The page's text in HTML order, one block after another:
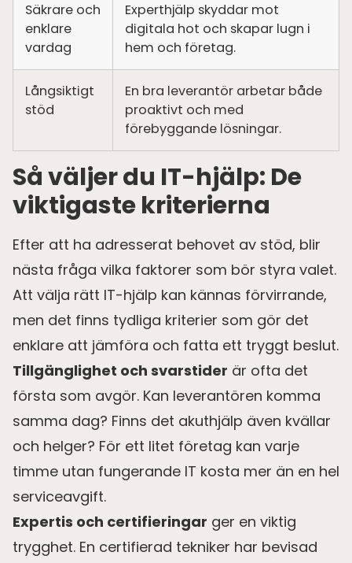
Säkrare och
enklare
vardag
Experthjälp skyddar mot
digitala hot och skapar lugn i
hem och företag.
Långsiktigt
stöd
En bra leverantör arbetar både
proaktivt och med
förebyggande lösningar.
Så väljer du IT-hjälp: De
viktigaste kriterierna
Efter att ha adresserat behovet av stöd, blir
nästa fråga vilka faktorer som bör styra valet.
Att välja rätt IT-hjälp kan kännas förvirrande,
men det finns tydliga kriterier som gör det
enklare att jämföra och fatta ett tryggt beslut.
Tillgänglighet och svarstider är ofta det
första som avgör. Kan leverantören komma
samma dag? Finns det akuthjälp även kvällar
och helger? För ett litet företag kan varje
timme utan fungerande IT kosta mer än en hel
serviceavgift.
Expertis och certifieringar ger en viktig
trygghet. En certifierad tekniker har bevisad